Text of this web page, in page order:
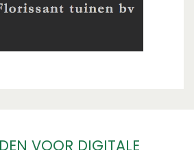
VOOR DIGITALE